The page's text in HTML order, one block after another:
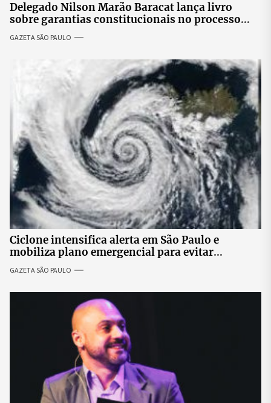
Delegado Nilson Marão Baracat lança livro
sobre garantias constitucionais no processo
penal brasileiro
GAZETA SÃO PAULO
Ciclone intensifica alerta em São Paulo e
mobiliza plano emergencial para evitar
impactos no fornecimento de energia
GAZETA SÃO PAULO